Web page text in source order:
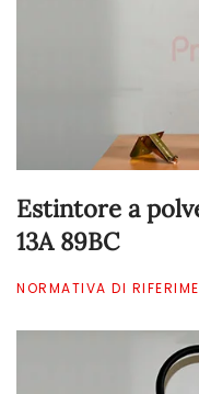
Estintore a
13A 89BC
NORMATIVA DI